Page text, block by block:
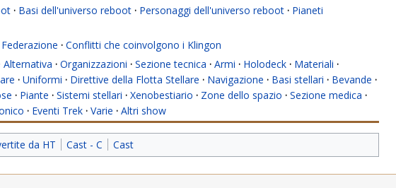
· Basi dell'universo reboot · Personaggi dell'universo reboot · Pianeti
· Conflitti che coinvolgono i Klingon
Alternativa · Organizzazioni · Sezione tecnica · Armi · Holodeck · Materiali ·
· Uniformi · Direttive della Flotta Stellare · Navigazione · Basi stellari · Bevande ·
· Piante · Sistemi stellari · Xenobestiario · Zone dello spazio · Sezione medica ·
· Eventi Trek · Varie · Altri show
da HT Cast - C Cast